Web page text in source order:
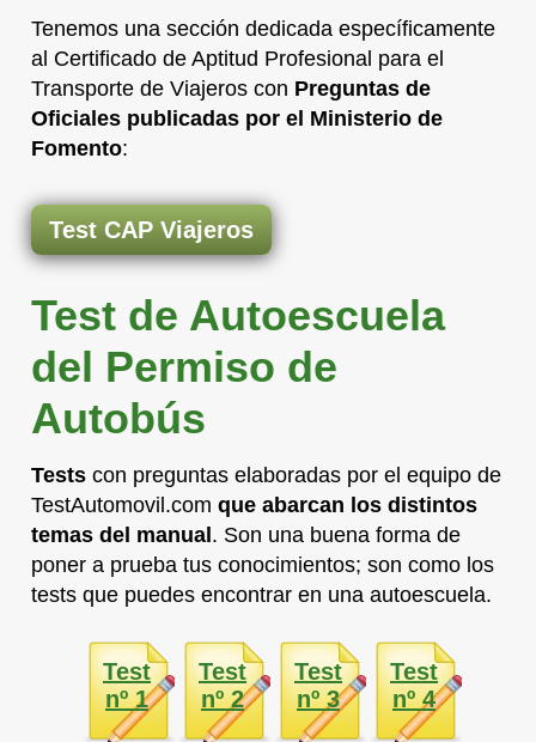
Tenemos una sección dedicada específicamente
al Certificado de Aptitud Profesional para el
Transporte de Viajeros con Preguntas de
Oficiales publicadas por el Ministerio de
Fomento:
Test CAP Viajeros
Test de Autoescuela
del Permiso de
Autobús
Tests con preguntas elaboradas por el equipo de
TestAutomovil.com que abarcan los distintos
temas del manual . Son una buena forma de
poner a prueba tus conocimientos; son como los
tests que puedes encontrar en una autoescuela.
Test
nº 1
Test
nº 2
Test
nº 3
Test
nº 4